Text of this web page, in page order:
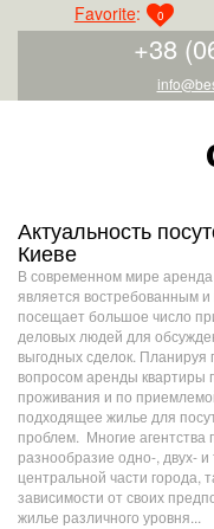
Favorite: 0
+38
Актуальность
Киеве
В современном мире аренда
является востребованным
посещает большое число
деловых людей для
выгодных сделок.
вопросом аренды квартиры
проживания и по
подходящее жилье для
проблем. Многие
разнообразие одно-, двух- и
центральной части города,
зависимости от своих
жилье различного уровня...